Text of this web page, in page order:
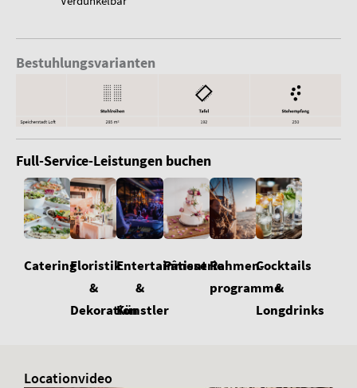
Bestuhlungsvarianten
Full-Service-Leistungen buchen
CateringFloristik
&
Dekoration
Entertainment
&
Künstler
PâtisserieRahmen-
programme
Cocktails
&
Longdrinks
Locationvideo